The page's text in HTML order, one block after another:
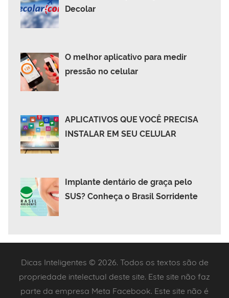
Decolar
O melhor aplicativo para medir
pressão no celular
APLICATIVOS QUE VOCÊ PRECISA
INSTALAR EM SEU CELULAR
Implante dentário de graça pelo
SUS? Conheça o Brasil Sorridente
Dicas Inteligentes © 2026. Todos os textos são de
propriedade intelectual deste site. Este site não faz
parte da empresa Meta Facebook. Este site não é